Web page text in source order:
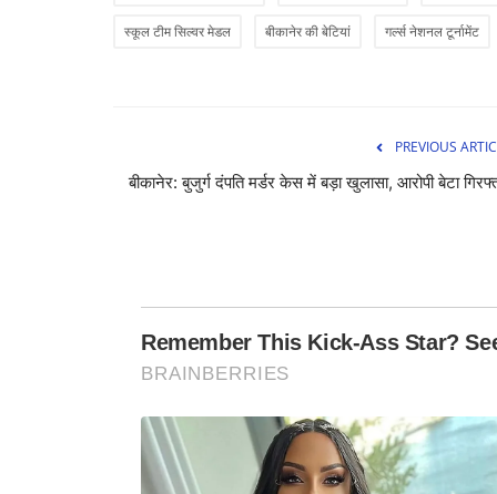
स्कूल टीम सिल्वर मेडल बीकानेर की बेटियां गर्ल्स नेशनल टूर्नामेंट
PREVIOUS
बीकानेर: बुजुर्ग दंपति मर्डर केस में बड़ा खुलासा, आरोपी बेटा